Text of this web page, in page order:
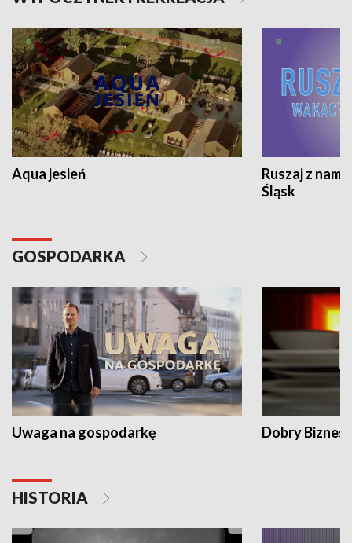
Aqua jesień
Ruszaj z
Śląsk
GOSPODARKA
Uwaga na gospodarkę Dobry Biznes
HISTORIA